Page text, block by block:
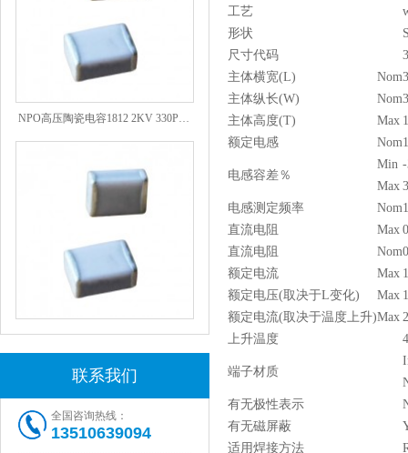
联系我们
全国咨询热线：
13510639094
工艺
形状
尺寸代码
主体横宽(L)
Nom
主体纵长(W)
Nom
主体高度(T)
Max
额定电感
Nom
电感容差％
Min
Max
电感测定频率
Nom
直流电阻
Max
直流电阻
Nom
额定电流
Max
额定电压(取决于L变化)
Max
额定电流(取决于温度上升)Max
上升温度
端子材质
有无极性表示
有无磁屏蔽
适用焊接方法